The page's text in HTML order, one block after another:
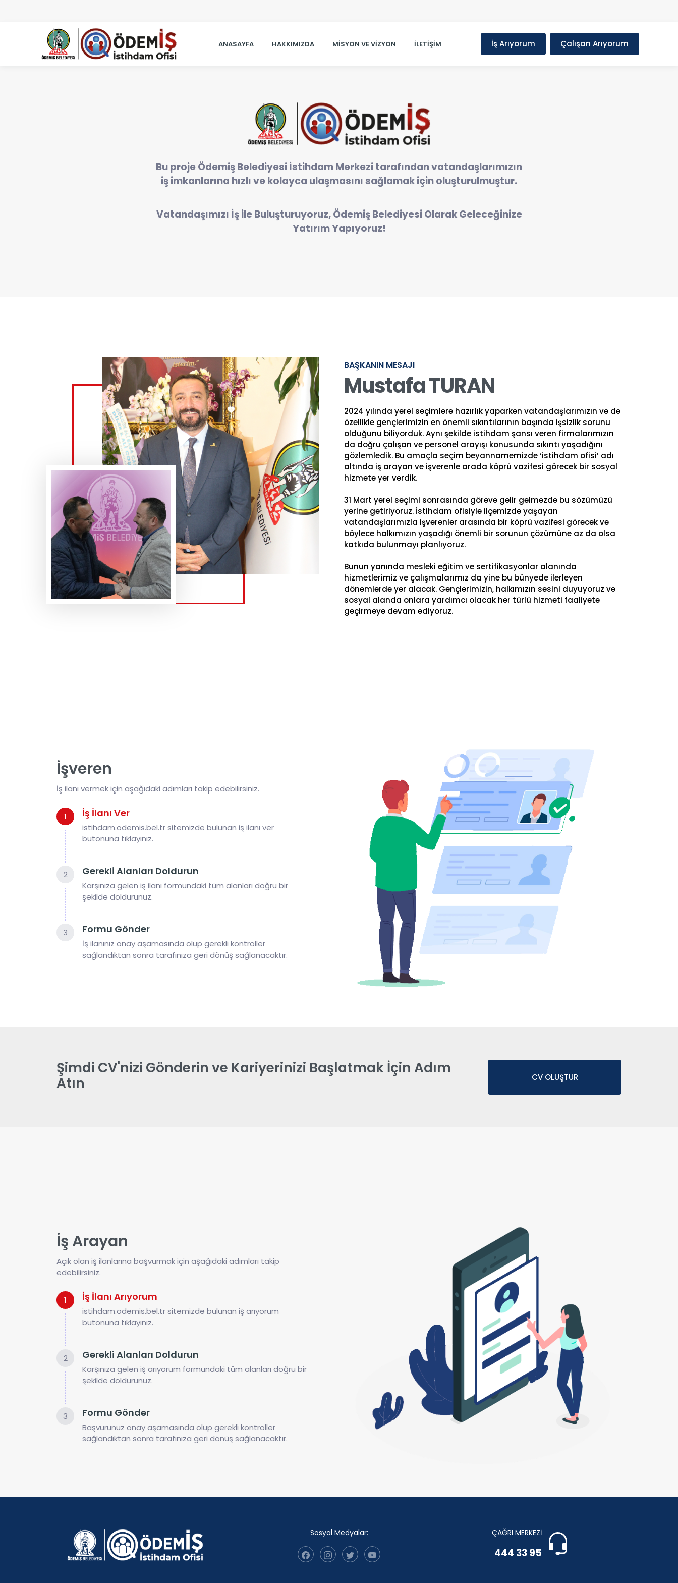
ANASAYFA HAKKIMIZDA MISYON VE VIZYON İLETIŞIM İş Arıyorum Çalışan Arıyorum
Bu proje Ödemiş Belediyesi İstihdam Merkezi tarafından vatandaşlarımızın
iş imkanlarına hızlı ve kolayca ulaşmasını sağlamak için oluşturulmuştur.
Vatandaşımızı İş ile Buluşturuyoruz, Ödemiş Belediyesi Olarak Geleceğinize
Yatırım Yapıyoruz!
BAŞKANIN MESAJI
Mustafa TURAN
2024 yılında yerel seçimlere hazırlık yaparken vatandaşlarımızın ve de
özellikle gençlerimizin en önemli sıkıntılarının başında işsizlik sorunu
olduğunu biliyorduk. Aynı şekilde istihdam şansı veren firmalarımızın
da doğru çalışan ve personel arayışı konusunda sıkıntı yaşadığını
gözlemledik. Bu amaçla seçim beyannamemizde ‘istihdam ofisi’ adı
altında iş arayan ve işverenle arada köprü vazifesi görecek bir sosyal
hizmete yer verdik.
31 Mart yerel seçimi sonrasında göreve gelir gelmezde bu sözümüzü
yerine getiriyoruz. İstihdam ofisiyle ilçemizde yaşayan
vatandaşlarımızla işverenler arasında bir köprü vazifesi görecek ve
böylece halkımızın yaşadığı önemli bir sorunun çözümüne az da olsa
katkıda bulunmayı planlıyoruz.
Bunun yanında mesleki eğitim ve sertifikasyonlar alanında
hizmetlerimiz ve çalışmalarımız da yine bu bünyede ilerleyen
dönemlerde yer alacak. Gençlerimizin, halkımızın sesini duyuyoruz ve
sosyal alanda onlara yardımcı olacak her türlü hizmeti faaliyete
geçirmeye devam ediyoruz.
İşveren
İş ilanı vermek için aşağıdaki adımları takip edebilirsiniz.
1 İş İlanı Ver
istihdam.odemis.bel.tr sitemizde bulunan iş ilanı ver
butonuna tıklayınız.
2 Gerekli Alanları Doldurun
Karşınıza gelen iş ilanı formundaki tüm alanları doğru bir
şekilde doldurunuz.
3 Formu Gönder
İş ilanınız onay aşamasında olup gerekli kontroller
sağlandıktan sonra tarafınıza geri dönüş sağlanacaktır.
Şimdi CV'nizi Gönderin ve Kariyerinizi Başlatmak İçin Adım
Atın
CV OLUŞTUR
İş Arayan
Açık olan iş ilanlarına başvurmak için aşağıdaki adımları takip
edebilirsiniz.
1 İş İlanı Arıyorum
istihdam.odemis.bel.tr sitemizde bulunan iş arıyorum
butonuna tıklayınız.
2 Gerekli Alanları Doldurun
Karşınıza gelen iş arıyorum formundaki tüm alanları doğru bir
şekilde doldurunuz.
3 Formu Gönder
Başvurunuz onay aşamasında olup gerekli kontroller
sağlandıktan sonra tarafınıza geri dönüş sağlanacaktır.
Sosyal Medyalar: ÇAĞRI MERKEZİ
444 33 95